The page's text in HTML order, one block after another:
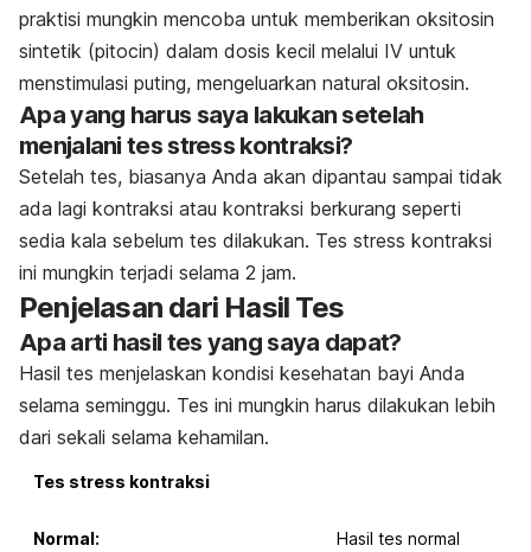
praktisi mungkin mencoba untuk memberikan oksitosin
sintetik (pitocin) dalam dosis kecil melalui IV untuk
menstimulasi puting, mengeluarkan natural oksitosin.
Apa yang harus saya lakukan setelah
menjalani tes stress kontraksi?
Setelah tes, biasanya Anda akan dipantau sampai tidak
ada lagi kontraksi atau kontraksi berkurang seperti
sedia kala sebelum tes dilakukan. Tes stress kontraksi
ini mungkin terjadi selama 2 jam.
Penjelasan dari Hasil Tes
Apa arti hasil tes yang saya dapat?
Hasil tes menjelaskan kondisi kesehatan bayi Anda
selama seminggu. Tes ini mungkin harus dilakukan lebih
dari sekali selama kehamilan.
Tes stress kontraksi
Normal:
Hasil tes normal